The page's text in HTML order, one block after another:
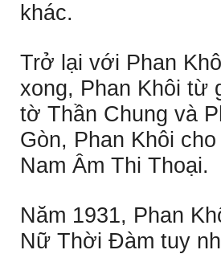
khác.
Trở lại với Phan
xong, Phan Khôi từ
tờ Thần Chung và
Gòn, Phan Khôi
Nam Âm Thi Thoại.
Năm 1931, Phan
Nữ Thời Ðàm tuy